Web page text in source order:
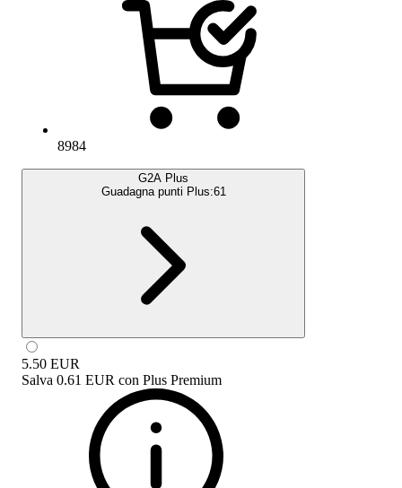
8984
G2A Plus
Guadagna punti Plus:61
5.50 EUR
Salva 0.61 EUR con Plus Premium